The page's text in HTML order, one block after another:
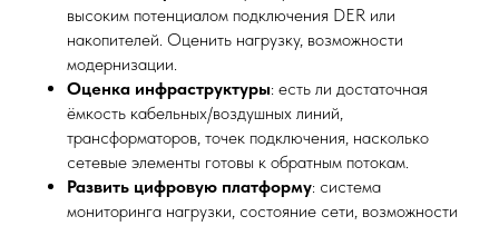
высоким потенциалом подключения DER или
накопителей. Оценить нагрузку, возможности
модернизации.
Оценка инфраструктуры: есть ли достаточная
ёмкость кабельных/воздушных линий,
трансформаторов, точек подключения, насколько
сетевые элементы готовы к обратным потокам.
Развить цифровую платформу: система
мониторинга нагрузки, состояние сети, возможности